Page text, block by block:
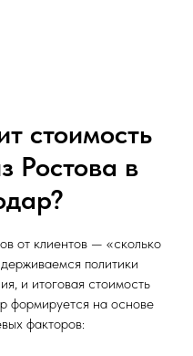
стоимость
Ростова в
от клиентов — «сколько
политики
и итоговая стоимость
формируется на основе
факторов: